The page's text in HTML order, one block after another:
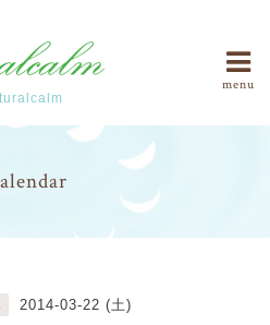
menu
2014-03-22 (土)